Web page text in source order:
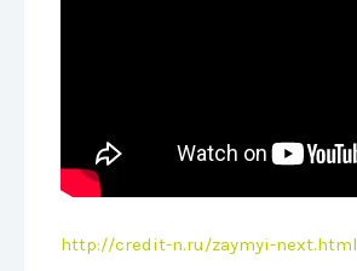
http://credit-n.ru/zaymyi-next.html